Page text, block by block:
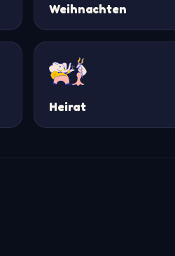
Weihnachten
Heirat